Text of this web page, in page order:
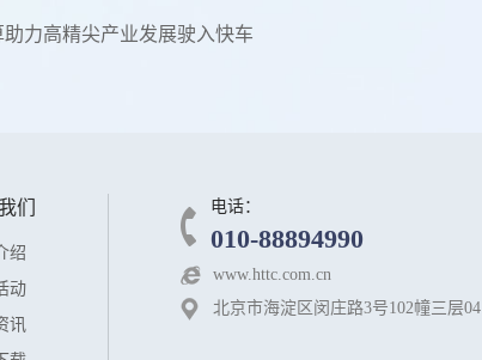
力高精尖产业发展驶入快车道
们
绍
动
讯
电话：
010-88894990
www.httc.com.cn
北京市海淀区闵庄路3号102幢三层04